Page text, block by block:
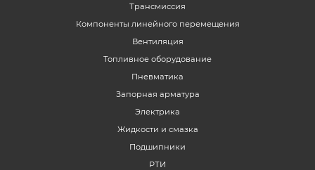
Трансмиссия
Компоненты линейного перемещения
Вентиляция
Топливное оборудование
Пневматика
Запорная арматура
Электрика
Жидкости и смазка
Подшипники
РТИ